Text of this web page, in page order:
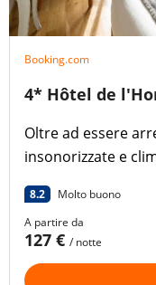
Booking.com
4* Hôtel de
Oltre ad essere
insonorizzate e
8.2
Molto buono
A partire da
127 € / notte